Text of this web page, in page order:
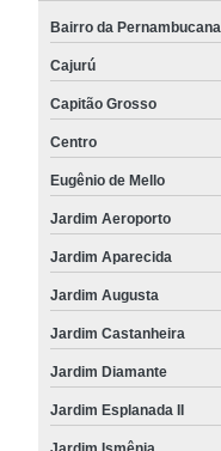
Bairro da Pernambucana
Cajurú
Capitão Grosso
Centro
Eugênio de Mello
Jardim Aeroporto
Jardim Aparecida
Jardim Augusta
Jardim Castanheira
Jardim Diamante
Jardim Esplanada II